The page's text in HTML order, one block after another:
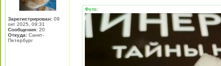
Зарегистрирован: 09
окт 2025, 09:31
Сообщения: 20
Откуда: Санкт-
Петербург
Фото: